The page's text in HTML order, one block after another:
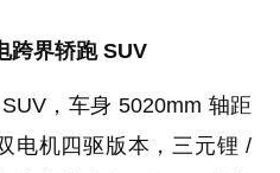
跨界轿跑 SUV
，车身 5020mm 轴距
电机四驱版本，三元锂 /